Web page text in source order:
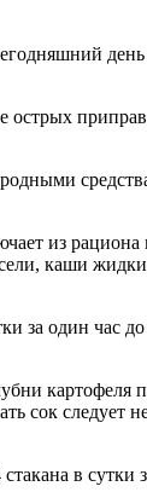
острых
из
каши
за один час
картофеля
следует
в сутки